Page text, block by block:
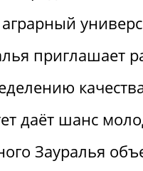
приглашает
даёт шанс
Зауралья